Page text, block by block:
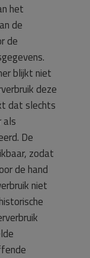
het
de
de
blijkt niet
deze
dat slechts
als
De
zodat
de hand
niet